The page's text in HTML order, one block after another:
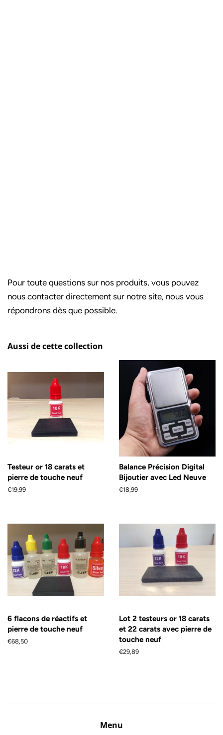
Pour toute questions sur nos produits, vous pouvez
nous contacter directement sur notre site, nous vous
répondrons dès que possible.
Aussi de cette collection
Testeur or 18 carats et
pierre de touche neuf
Prix
€19,99
Balance Précision Digital
Bijoutier avec Led Neuve
Prix
€18,99
6 flacons de réactifs et
pierre de touche neuf
Prix
€68,50
Lot 2 testeurs or 18 carats
et 22 carats avec pierre de
touche neuf
Prix
€29,89
Menu